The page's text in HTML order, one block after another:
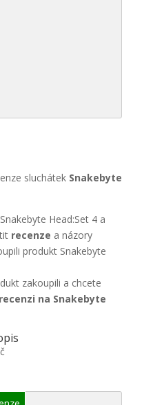
sluchátek Snakebyte
Head:Set 4 a
recenze a názory
produkt Snakebyte
zakoupili a chcete
recenzi na Snakebyte